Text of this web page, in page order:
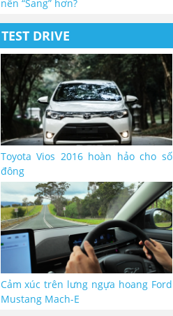
nên “Sang” hơn?
TEST DRIVE
Toyota Vios 2016 hoàn hảo cho số
đông
Cảm xúc trên lưng ngựa hoang Ford
Mustang Mach-E